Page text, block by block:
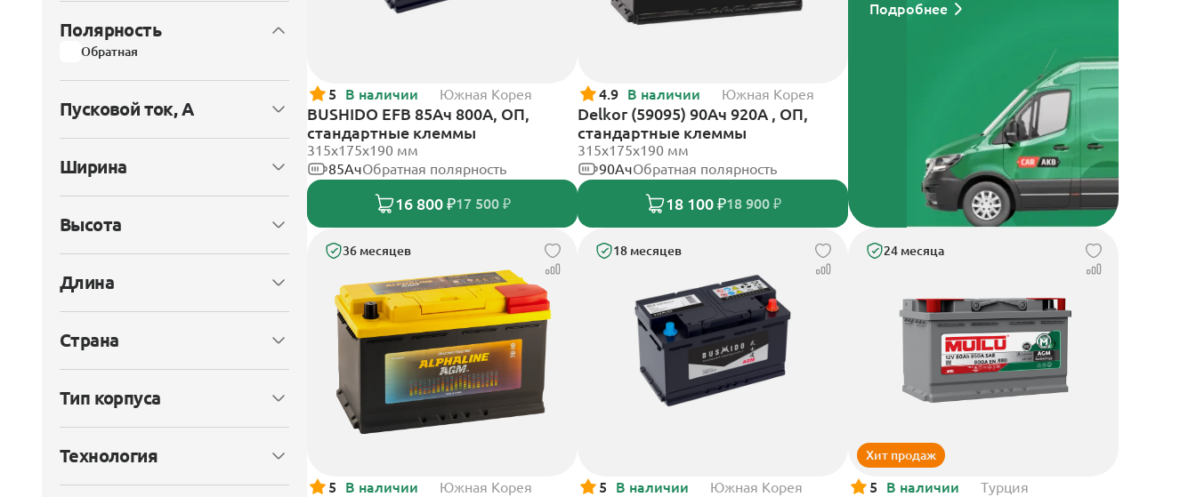
Полярность
Обратная
Пусковой ток, А
Ширина
Высота
Длина
Страна
Тип корпуса
Технология
5 В наличии Южная Корея
BUSHIDO EFB 85Ач 800А, ОП,
стандартные клеммы
315x175x190 мм
85АчОбратная полярность
16 800 ₽17 500 ₽
4.9 В наличии Южная Корея
Delkor (59095) 90Ач 920А , ОП,
стандартные клеммы
315x175x190 мм
90АчОбратная полярность
18 100 ₽18 900 ₽
Подробнее
36 месяцев
5 В наличии Южная Корея
18 месяцев
5 В наличии Южная Корея
24 месяца
Хит продаж
5 В наличии Турция